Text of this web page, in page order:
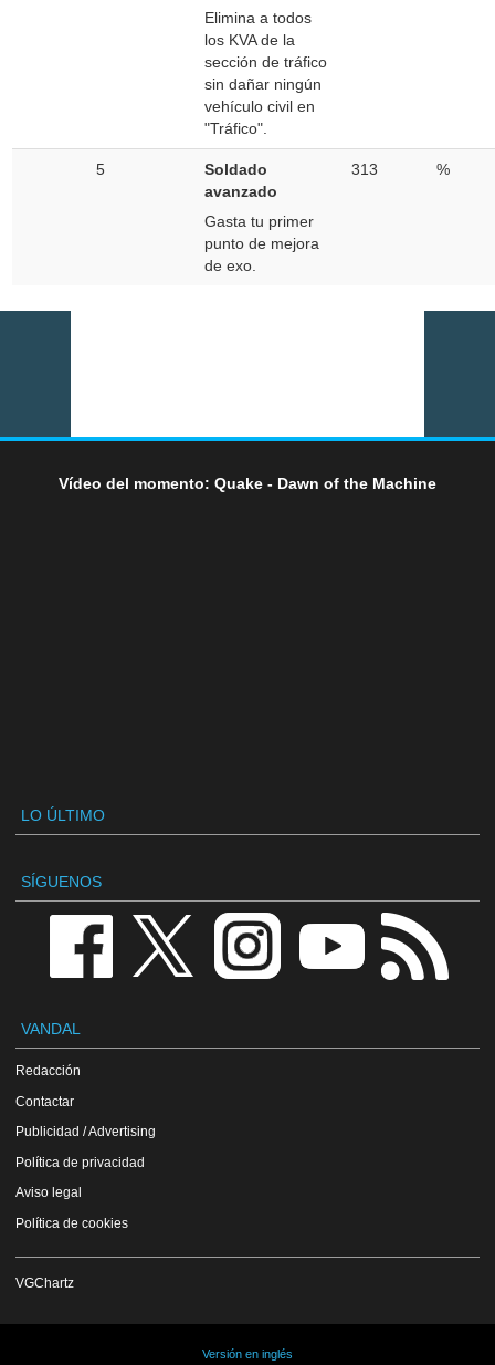
Elimina a todos
los KVA de la
sección de tráfico
sin dañar ningún
vehículo civil en
"Tráfico".
5
Soldado
avanzado
Gasta tu primer
punto de mejora
de exo.
313 %
Vídeo del momento: Quake - Dawn of the Machine
LO ÚLTIMO
SÍGUENOS
VANDAL
Redacción
Contactar
Publicidad / Advertising
Política de privacidad
Aviso legal
Política de cookies
VGChartz
Versión en inglés